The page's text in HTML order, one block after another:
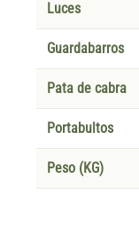
Luces
Guardabarros
Pata de cabra
Portabultos
Peso (KG)